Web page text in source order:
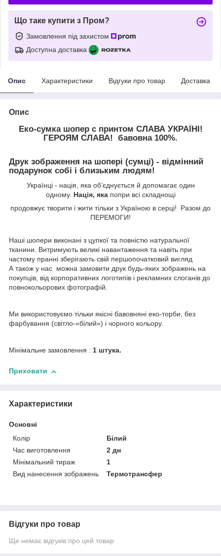
Що таке купити з Пром?
Замовлення під захистом
Доступна доставка
Опис Характеристики Відгуки про товар Доставка
Опис
Еко-сумка шопер с принтом СЛАВА УКРАЇНІ!
ГЕРОЯМ СЛАВА! бавовна 100%.
Друк зображення на шопері (сумці) - відмінний
подарунок собі і близьким людям!
Українці - нація, яка об’єднується й допомагає один
одному. Нація, якапопри всі складнощі
продовжує творити і жити тільки з Україною в серці! Разом до
ПЕРЕМОГИ!
Наші шопери виконані з цупкої та повністю натуральної
тканини. Витримують великі навантаження та навіть при
частому пранні зберігають свій першопочатковий вигляд
А також у нас можна замовити друк будь-яких зображень на
покупців, від корпоративних логотипів і рекламних слоганів до
повнокольорових фотографій.
Ми використовуємо тільки якісні бавовняні еко-торби, без
фарбування (світло-«білий») і чорного кольору.
Мінімальне замовлення : 1 штука.
Приховати
Характеристики
Основні
Колір
Білий
Час виготовлення
2 дн
Мінімальний тираж
1
Вид нанесення зображень
Термотрансфер
Відгуки про товар
Ще немає відгуків про цей товар